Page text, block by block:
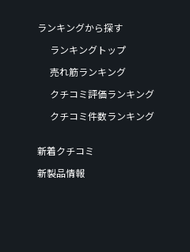
ランキングから探す
ランキングトップ
売れ筋ランキング
クチコミ評価ランキング
クチコミ件数ランキング
新着クチコミ
新製品情報